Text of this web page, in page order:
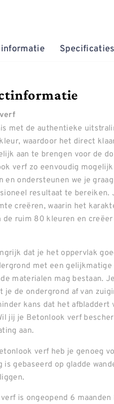
Specificaties
met de authentieke
waardoor het direct
aan te brengen voor de
verf zo eenvoudig
en ondersteunen we je
resultaat te
creëren, waarin het
de ruim 80 kleuren en
dat je het oppervlak
met een
materialen mag bestaan.
je de ondergrond af van
kans dat het afbladdert
jij je Betonlook verf
aan.
verf heb je genoeg
is gebaseerd op gladde
is ongeopend 6